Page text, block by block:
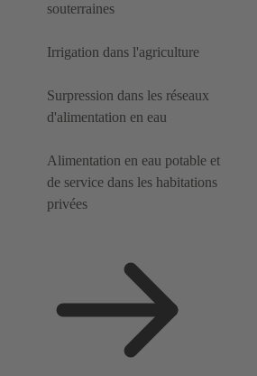
souterraines
Irrigation dans l'agriculture
Surpression dans les réseaux
d'alimentation en eau
Alimentation en eau potable et
de service dans les habitations
privées